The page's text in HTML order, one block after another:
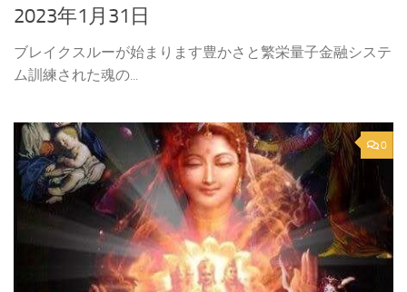
2023年1月31日
ブレイクスルーが始まります豊かさと繁栄量子金融システ
ム訓練された魂の...
0